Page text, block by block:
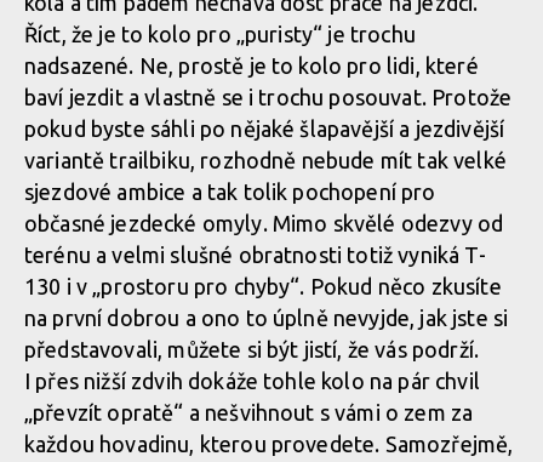
Test: Whyte T130 - trailbike, co si jede ve vlastní kategorii
Říct, že je to kolo pro „puristy“ je trochu
nadsazené. Ne, prostě je to kolo pro lidi, které
baví jezdit a vlastně se i trochu posouvat. Protože
pokud byste sáhli po nějaké šlapavější a jezdivější
variantě trailbiku, rozhodně nebude mít tak velké
sjezdové ambice a tak tolik pochopení pro
občasné jezdecké omyly. Mimo skvělé odezvy od
terénu a velmi slušné obratnosti totiž vyniká T-
130 i v „prostoru pro chyby“. Pokud něco zkusíte
na první dobrou a ono to úplně nevyjde, jak jste si
představovali, můžete si být jistí, že vás podrží.
I přes nižší zdvih dokáže tohle kolo na pár chvil
„převzít opratě“ a nešvihnout s vámi o zem za
každou hovadinu, kterou provedete. Samozřejmě,